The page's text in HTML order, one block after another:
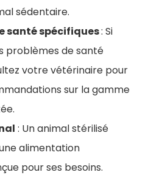
sédentaire.
santé spécifiques: Si
problèmes de santé
votre vétérinaire pour
sur la gamme
: Un animal stérilisé
alimentation
pour ses besoins.